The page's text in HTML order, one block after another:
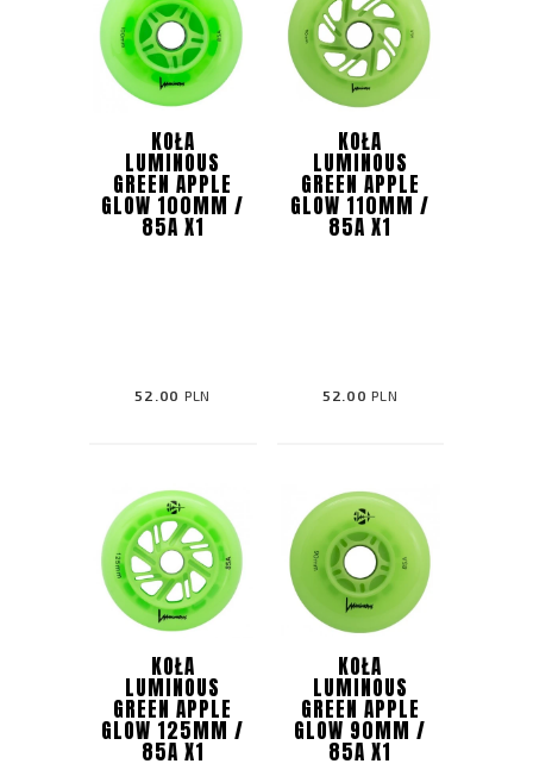
KOŁA
LUMINOUS
GREEN APPLE
GLOW 100MM /
85A X1
52.00 PLN
KOŁA
LUMINOUS
GREEN APPLE
GLOW 110MM /
85A X1
52.00 PLN
KOŁA
LUMINOUS
GREEN APPLE
GLOW 125MM /
85A X1
KOŁA
LUMINOUS
GREEN APPLE
GLOW 90MM /
85A X1